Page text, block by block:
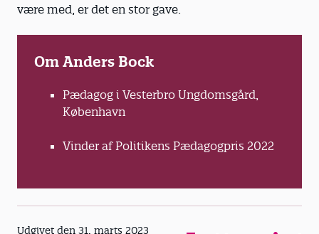
være med, er det en stor gave.
Om Anders Bock
Pædagog i Vesterbro Ungdomsgård,
København
Vinder af Politikens Pædagogpris 2022
Udgivet den 31. marts 2023 Opens in a new window
Opens in a new
Opens in